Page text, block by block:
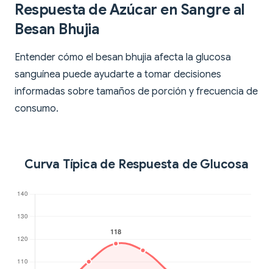
Respuesta de Azúcar en Sangre al
Besan Bhujia
Entender cómo el besan bhujia afecta la glucosa
sanguínea puede ayudarte a tomar decisiones
informadas sobre tamaños de porción y frecuencia de
consumo.
Curva Típica de Respuesta de Glucosa